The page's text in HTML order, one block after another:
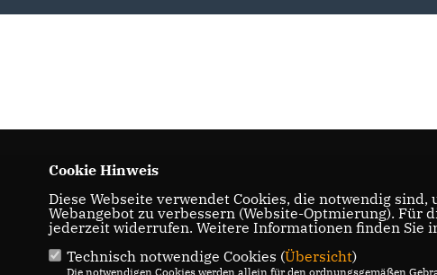
Cookie Hinweis
Diese Webseite verwendet Cookies, die notwendig
Webangebot zu verbessern (Website-Optmierung).
jederzeit widerrufen. Weitere Informationen finden Sie
Technisch notwendige Cookies (Übersicht)
Die notwendigen Cookies werden allein für den ordnungsgemäßen